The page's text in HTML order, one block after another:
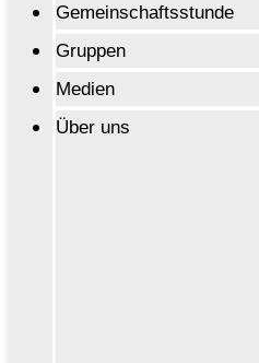
Gemeinschaftsstunde
Gruppen
Medien
Über uns